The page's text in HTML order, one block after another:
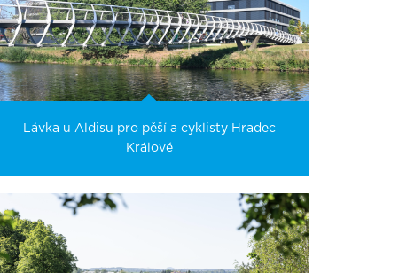
Lávka u Aldisu pro pěší a cyklisty Hradec
Králové